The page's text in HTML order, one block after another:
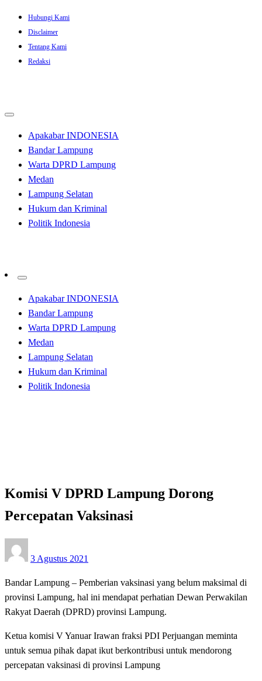
Skip
content
Hubungi Kami
Disclaimer
Tentang Kami
Redaksi
Apakabar INDONESIA
Bandar Lampung
Warta DPRD Lampung
Medan
Lampung Selatan
Hukum dan Kriminal
Politik Indonesia
Apakabar INDONESIA
Bandar Lampung
Warta DPRD Lampung
Medan
Lampung Selatan
Hukum dan Kriminal
Politik Indonesia
Komisi V DPRD Lampung Dorong
Percepatan Vaksinasi
on
3 Agustus 2021
Bandar Lampung – Pemberian vaksinasi yang belum maksimal di
provinsi Lampung, hal ini mendapat perhatian Dewan Perwakilan
Rakyat Daerah (DPRD) provinsi Lampung.
Ketua komisi V Yanuar Irawan fraksi PDI Perjuangan meminta
untuk semua pihak dapat ikut berkontribusi untuk mendorong
percepatan vaksinasi di provinsi Lampung